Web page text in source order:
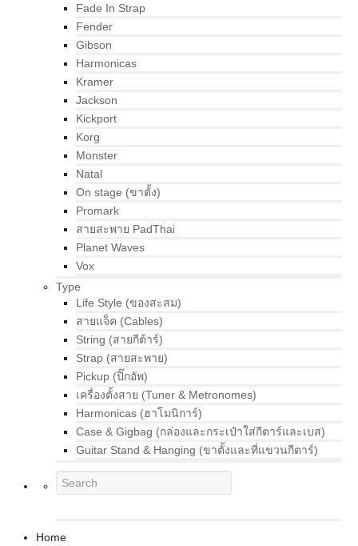
Fade In Strap
Fender
Gibson
Harmonicas
Kramer
Jackson
Kickport
Korg
Monster
Natal
On stage (ขาตั้ง)
Promark
สายสะพาย PadThai
Planet Waves
Vox
Type
Life Style (ของสะสม)
สายแจ็ค (Cables)
String (สายกีต้าร์)
Strap (สายสะพาย)
Pickup (ปิ๊กอัพ)
เครื่องตั้งสาย (Tuner & Metronomes)
Harmonicas (ฮาโมนิการ์)
Case & Gigbag (กล่องและกระเป๋าใส่กีตาร์และเบส)
Guitar Stand & Hanging (ขาตั้งและที่แขวนกีตาร์)
Home